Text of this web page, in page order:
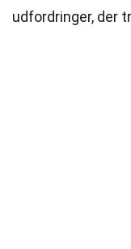
udfordringer, der